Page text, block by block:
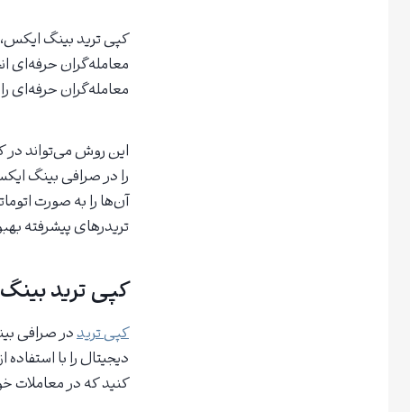
کپی ترید بینگ
معامله‌گران حرفه‌ای
معامله‌گران حرفه‌ای
این روش می‌تواند در
را در صرافی بینگ
آن‌ها را به صورت
تریدرهای پیشرفته
کپی ترید
کپی ترید
دیجیتال را با
کنید که در معاملات